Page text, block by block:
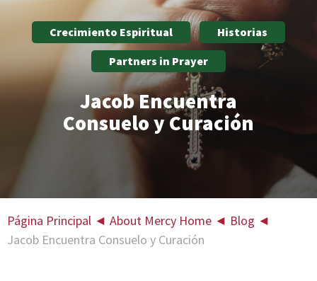
Crecimiento Espiritual Historias
Partners in Prayer
Jacob Encuentra
Consuelo y Curación
Página Principal ◄ About Mercy Home ◄ Blog ◄
Jacob Encuentra Consuelo y Curación